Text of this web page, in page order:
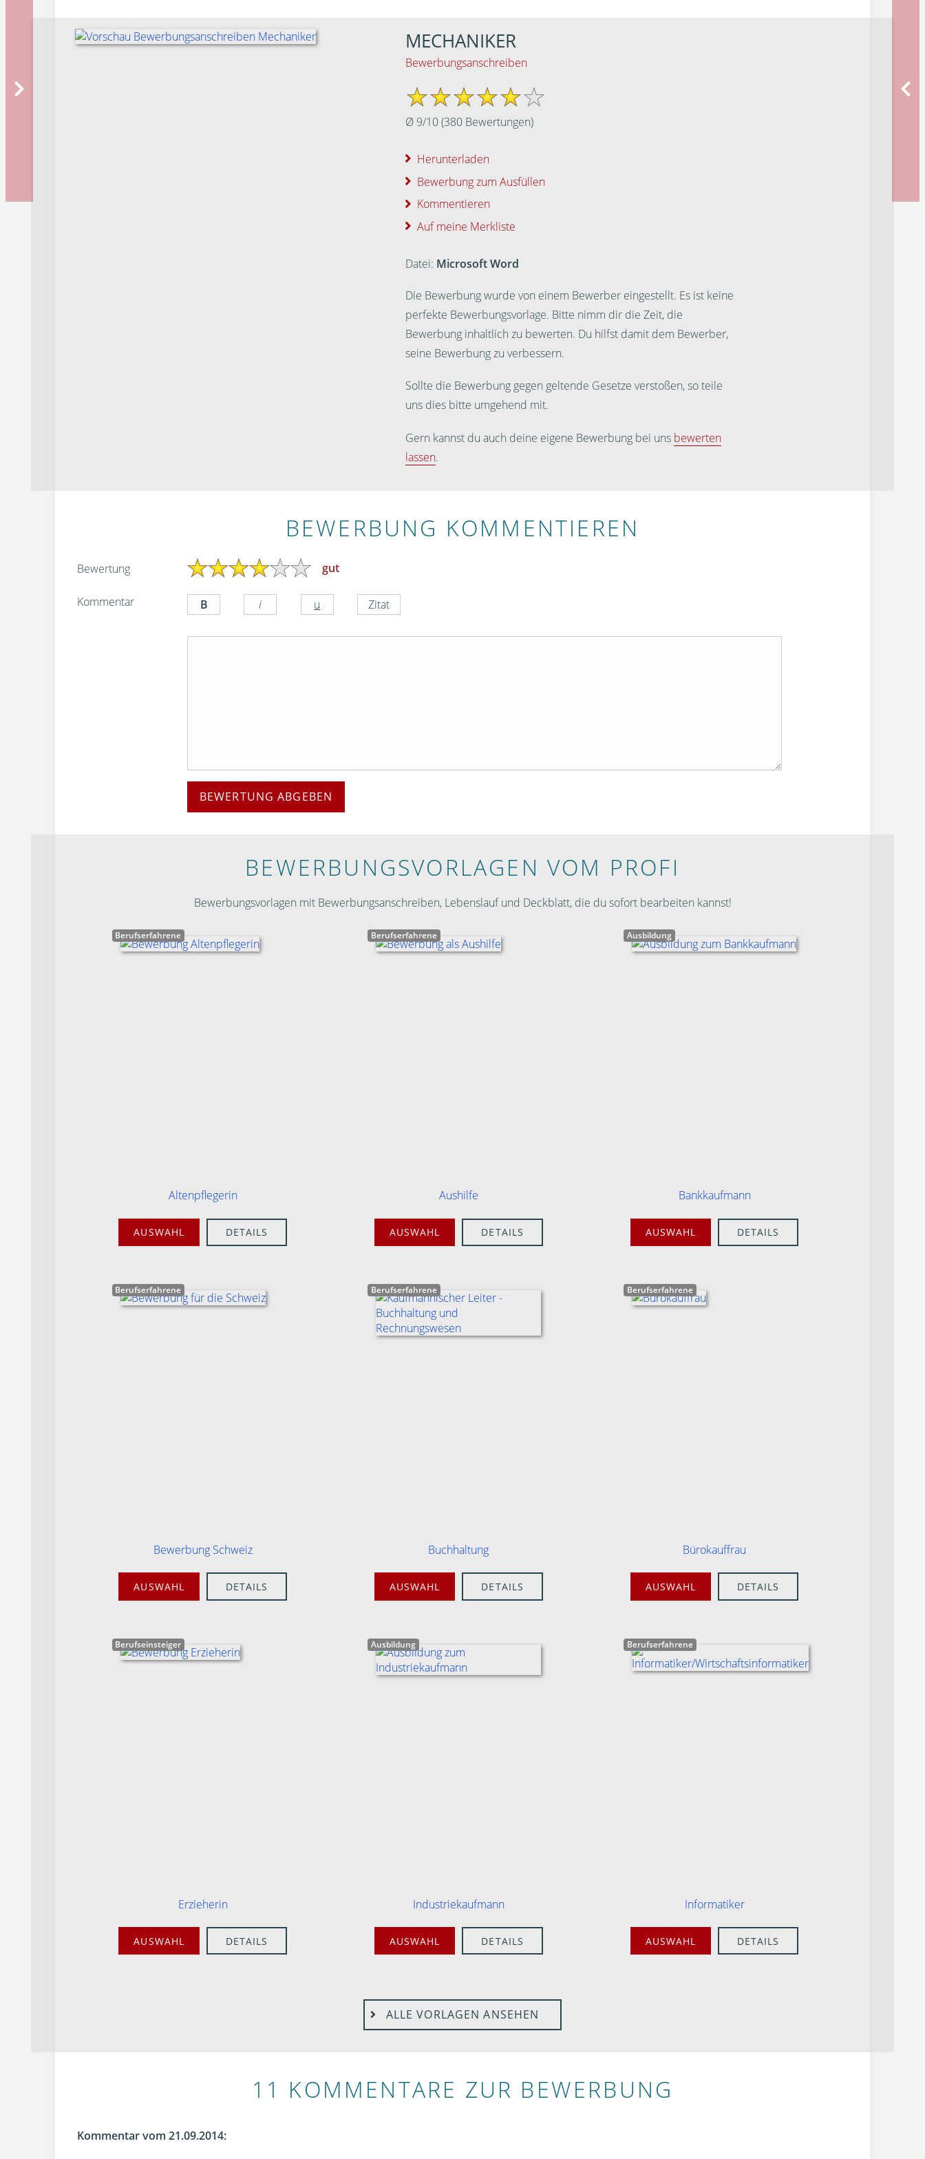
MECHANIKER
Bewerbungsanschreiben
Ø 9/10(380Bewertungen)
Herunterladen
Bewerbung zum Ausfüllen
Kommentieren
Auf meine Merkliste
Datei: Microsoft Word
Die Bewerbung wurde von einem Bewerber eingestellt. Es ist keine
perfekte Bewerbungsvorlage. Bitte nimm dir die Zeit, die
Bewerbung inhaltlich zu bewerten. Du hilfst damit dem Bewerber,
seine Bewerbung zu verbessern.
Sollte die Bewerbung gegen geltende Gesetze verstoßen, so teile
uns dies bitte umgehend mit.
Gern kannst du auch deine eigene Bewerbung bei uns bewerten
lassen.
BEWERBUNG KOMMENTIEREN
Bewertung gut
Kommentar
BEWERTUNG ABGEBEN
BEWERBUNGS­VORLAGEN VOM PROFI
Bewerbungsvorlagen mit Bewerbungsanschreiben, Lebenslauf und Deckblatt, die du sofort bearbeiten kannst!
Berufserfahrene
Altenpflegerin
AUSWAHL DETAILS
Berufserfahrene
Aushilfe
AUSWAHL DETAILS
Ausbildung
Bankkaufmann
AUSWAHL DETAILS
Berufserfahrene
Bewerbung Schweiz
AUSWAHL DETAILS
Berufserfahrene
Buchhaltung
AUSWAHL DETAILS
Berufserfahrene
Bürokauffrau
AUSWAHL DETAILS
Berufseinsteiger
Erzieherin
AUSWAHL DETAILS
Ausbildung
Industriekaufmann
AUSWAHL DETAILS
Berufserfahrene
Informatiker
AUSWAHL DETAILS
ALLE VORLAGEN ANSEHEN
11 KOMMENTARE ZUR BEWERBUNG
Kommentar vom 21.09.2014: